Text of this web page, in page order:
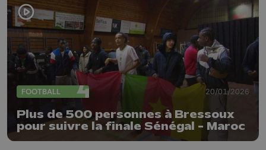
FOOTBALL 20/01/2026
Plus de 500 personnes à Bressoux
pour suivre la finale Sénégal - Maroc